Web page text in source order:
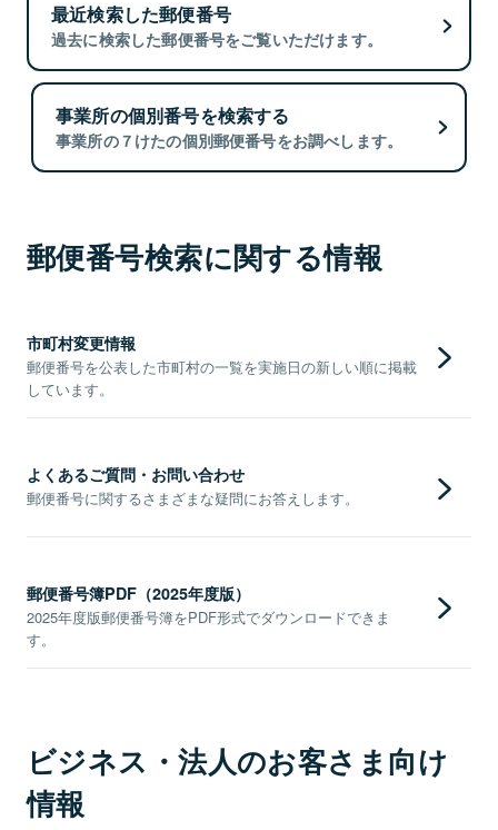
最近検索した郵便番号
過去に検索した郵便番号をご覧いただけます。
事業所の個別番号を検索する
事業所の７けたの個別郵便番号をお調べします。
郵便番号検索に関する情報
市町村変更情報
郵便番号を公表した市町村の一覧を実施日の新しい順に掲載
しています。
よくあるご質問・お問い合わせ
郵便番号に関するさまざまな疑問にお答えします。
郵便番号簿PDF（2025年度版）
2025年度版郵便番号簿をPDF形式でダウンロードできま
す。
ビジネス・法人のお客さま向け
情報